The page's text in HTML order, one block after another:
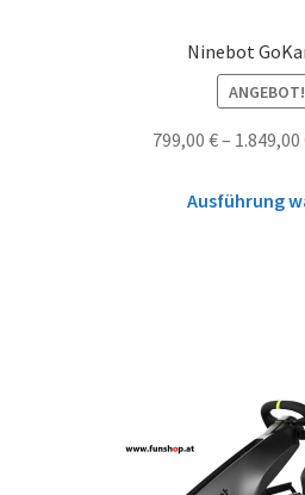
Ninebot
ANGEBOT!
799,00 €– 1.849,00
Ausführung